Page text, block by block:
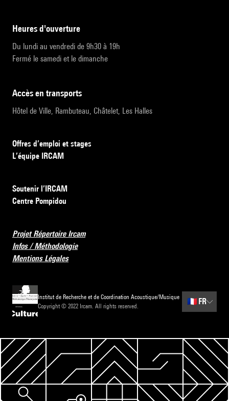
heures d'ouverture
Du lundi au vendredi de 9h30 à 19h
Fermé le samedi et le dimanche
accès en transports
Hôtel de Ville, Rambuteau, Châtelet, Les Halles
Offres d’emploi et stages
L’équipe IRCAM
Soutenir l’IRCAM
Centre Pompidou
Projet Répertoire Ircam
Infos / Méthodologie
Mentions Légales
Institut de Recherche et de Coordination Acoustique/Musique
Copyright © 2022 Ircam. All rights reserved.
🇫🇷 FR